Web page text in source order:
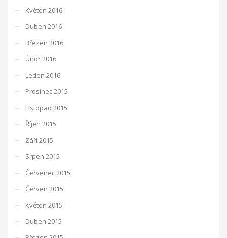
Květen 2016
Duben 2016
Březen 2016
Únor 2016
Leden 2016
Prosinec 2015
Listopad 2015
Říjen 2015
Září 2015
Srpen 2015
Červenec 2015
Červen 2015
Květen 2015
Duben 2015